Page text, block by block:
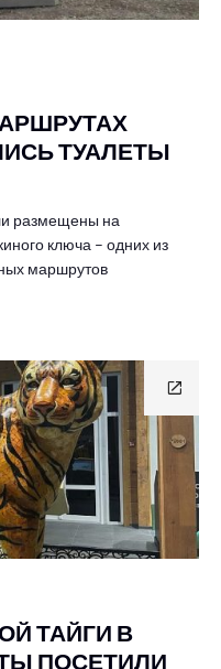
ТУАЛЕТЫ
размещены на
ключа – одних из
маршрутов
ТАЙГИ В
ПОСЕТИЛИ